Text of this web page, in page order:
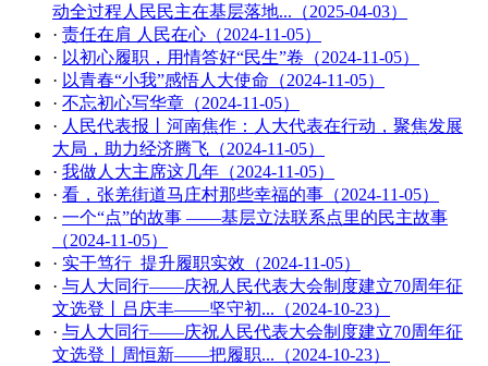
动全过程人民民主在基层落地...（2025-04-03）
· 责任在肩 人民在心（2024-11-05）
· 以初心履职，用情答好“民生”卷（2024-11-05）
· 以青春“小我”感悟人大使命（2024-11-05）
· 不忘初心写华章（2024-11-05）
· 人民代表报丨河南焦作：人大代表在行动，聚焦发展
大局，助力经济腾飞（2024-11-05）
· 我做人大主席这几年（2024-11-05）
· 看，张羌街道马庄村那些幸福的事（2024-11-05）
· 一个“点”的故事 ——基层立法联系点里的民主故事
（2024-11-05）
· 实干笃行 提升履职实效（2024-11-05）
· 与人大同行——庆祝人民代表大会制度建立70周年征
文选登丨吕庆丰——坚守初...（2024-10-23）
· 与人大同行——庆祝人民代表大会制度建立70周年征
文选登丨周恒新——把履职...（2024-10-23）